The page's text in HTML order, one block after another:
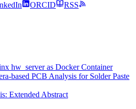
ORCID RSS
hw_server as Docker Container
based PCB Analysis for Solder Paste
Extended Abstract